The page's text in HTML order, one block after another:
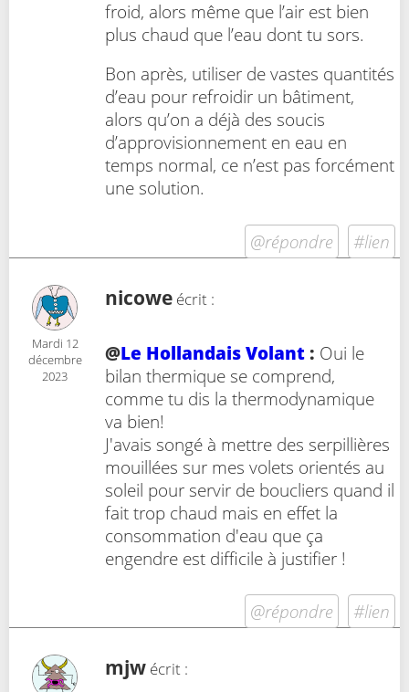
froid, alors même que l’air est bien
plus chaud que l’eau dont tu sors.
Bon après, utiliser de vastes quantités
d’eau pour refroidir un bâtiment,
alors qu’on a déjà des soucis
d’approvisionnement en eau en
temps normal, ce n’est pas forcément
une solution.
@répondre #lien
Mardi 12
décembre
2023
nicowe écrit :
@Le Hollandais Volant : Oui le
bilan thermique se comprend,
comme tu dis la thermodynamique
va bien!
J'avais songé à mettre des serpillières
mouillées sur mes volets orientés au
soleil pour servir de boucliers quand il
fait trop chaud mais en effet la
consommation d'eau que ça
engendre est difficile à justifier !
@répondre #lien
mjw écrit :